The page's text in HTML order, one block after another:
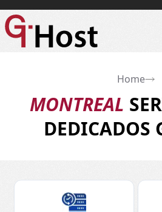
Home
MONTREAL
DEDICADOS